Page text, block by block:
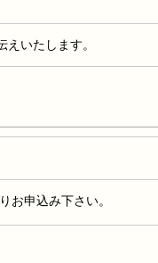
いたします。
お申込み下さい。